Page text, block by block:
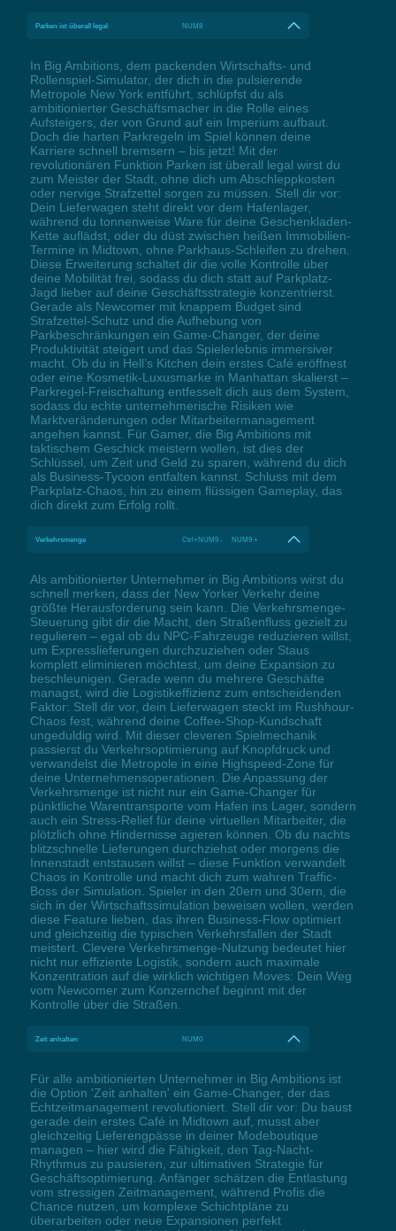
Parken ist überall legal NUM8
In Big Ambitions, dem packenden Wirtschafts- und
Rollenspiel-Simulator, der dich in die pulsierende
Metropole New York entführt, schlüpfst du als
ambitionierter Geschäftsmacher in die Rolle eines
Aufsteigers, der von Grund auf ein Imperium aufbaut.
Doch die harten Parkregeln im Spiel können deine
Karriere schnell bremsern – bis jetzt! Mit der
revolutionären Funktion Parken ist überall legal wirst du
zum Meister der Stadt, ohne dich um Abschleppkosten
oder nervige Strafzettel sorgen zu müssen. Stell dir vor:
Dein Lieferwagen steht direkt vor dem Hafenlager,
während du tonnenweise Ware für deine Geschenkladen-
Kette auflädst, oder du düst zwischen heißen Immobilien-
Termine in Midtown, ohne Parkhaus-Schleifen zu drehen.
Diese Erweiterung schaltet dir die volle Kontrolle über
deine Mobilität frei, sodass du dich statt auf Parkplatz-
Jagd lieber auf deine Geschäftsstrategie konzentrierst.
Gerade als Newcomer mit knappem Budget sind
Strafzettel-Schutz und die Aufhebung von
Parkbeschränkungen ein Game-Changer, der deine
Produktivität steigert und das Spielerlebnis immersiver
macht. Ob du in Hell’s Kitchen dein erstes Café eröffnest
oder eine Kosmetik-Luxusmarke in Manhattan skalierst –
Parkregel-Freischaltung entfesselt dich aus dem System,
sodass du echte unternehmerische Risiken wie
Marktveränderungen oder Mitarbeitermanagement
angehen kannst. Für Gamer, die Big Ambitions mit
taktischem Geschick meistern wollen, ist dies der
Schlüssel, um Zeit und Geld zu sparen, während du dich
als Business-Tycoon entfalten kannst. Schluss mit dem
Parkplatz-Chaos, hin zu einem flüssigen Gameplay, das
dich direkt zum Erfolg rollt.
Verkehrsmenge Ctrl+NUM9 - NUM9 +
Als ambitionierter Unternehmer in Big Ambitions wirst du
schnell merken, dass der New Yorker Verkehr deine
größte Herausforderung sein kann. Die Verkehrsmenge-
Steuerung gibt dir die Macht, den Straßenfluss gezielt zu
regulieren – egal ob du NPC-Fahrzeuge reduzieren willst,
um Expresslieferungen durchzuziehen oder Staus
komplett eliminieren möchtest, um deine Expansion zu
beschleunigen. Gerade wenn du mehrere Geschäfte
managst, wird die Logistikeffizienz zum entscheidenden
Faktor: Stell dir vor, dein Lieferwagen steckt im Rushhour-
Chaos fest, während deine Coffee-Shop-Kundschaft
ungeduldig wird. Mit dieser cleveren Spielmechanik
passierst du Verkehrsoptimierung auf Knopfdruck und
verwandelst die Metropole in eine Highspeed-Zone für
deine Unternehmensoperationen. Die Anpassung der
Verkehrsmenge ist nicht nur ein Game-Changer für
pünktliche Warentransporte vom Hafen ins Lager, sondern
auch ein Stress-Relief für deine virtuellen Mitarbeiter, die
plötzlich ohne Hindernisse agieren können. Ob du nachts
blitzschnelle Lieferungen durchziehst oder morgens die
Innenstadt entstausen willst – diese Funktion verwandelt
Chaos in Kontrolle und macht dich zum wahren Traffic-
Boss der Simulation. Spieler in den 20ern und 30ern, die
sich in der Wirtschaftssimulation beweisen wollen, werden
diese Feature lieben, das ihren Business-Flow optimiert
und gleichzeitig die typischen Verkehrsfallen der Stadt
meistert. Clevere Verkehrsmenge-Nutzung bedeutet hier
nicht nur effiziente Logistik, sondern auch maximale
Konzentration auf die wirklich wichtigen Moves: Dein Weg
vom Newcomer zum Konzernchef beginnt mit der
Kontrolle über die Straßen.
Zeit anhalten NUM0
Für alle ambitionierten Unternehmer in Big Ambitions ist
die Option 'Zeit anhalten' ein Game-Changer, der das
Echtzeitmanagement revolutioniert. Stell dir vor: Du baust
gerade dein erstes Café in Midtown auf, musst aber
gleichzeitig Lieferengpässe in deiner Modeboutique
managen – hier wird die Fähigkeit, den Tag-Nacht-
Rhythmus zu pausieren, zur ultimativen Strategie für
Geschäftsoptimierung. Anfänger schätzen die Entlastung
vom stressigen Zeitmanagement, während Profis die
Chance nutzen, um komplexe Schichtpläne zu
überarbeiten oder neue Expansionen perfekt